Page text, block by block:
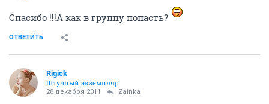
Спасибо !!!А как в группу попасть?
ОТВЕТИТЬ
Rigick
Штучный экземпляр
28 декабря 2011 Zainka